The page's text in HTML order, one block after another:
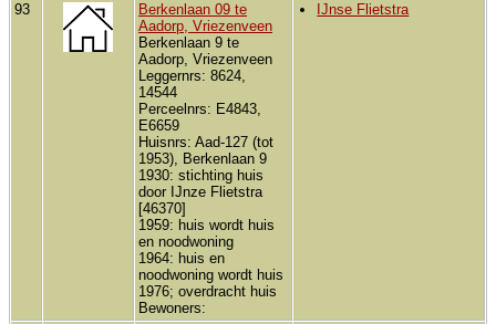
93
Berkenlaan 09 te
Aadorp, Vriezenveen
Berkenlaan 9 te
Aadorp, Vriezenveen
Leggernrs: 8624,
14544
Perceelnrs: E4843,
E6659
Huisnrs: Aad-127 (tot
1953), Berkenlaan 9
1930: stichting huis
door IJnze Flietstra
[46370]
1959: huis wordt huis
en noodwoning
1964: huis en
noodwoning wordt huis
1976; overdracht huis
Bewoners:
IJnse Flietstra